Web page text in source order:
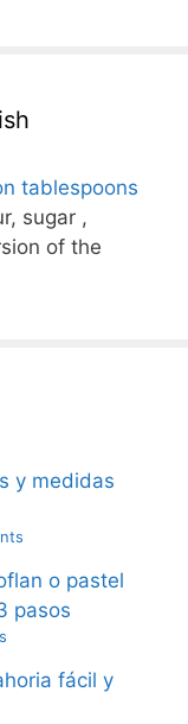
tablespoons
sugar ,
of the
y medidas
o pastel
pasos
fácil y